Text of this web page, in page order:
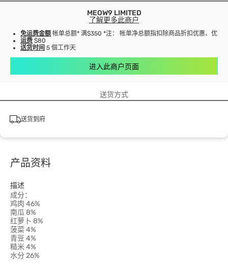
MEOW9 LIMITED
了解更多此商户
免运费金额 帐单总额* 满$350 *注： 帐单净总额指扣除商品折扣优惠、优惠
运费 $80
送货时间 5 個工作天
进入此商户页面
送货方式
送货到府
产品资料
描述
成分：
鸡肉 46%
南瓜 8%
红萝卜 8%
菠菜 4%
青豆 4%
糙米 4%
水分 26%